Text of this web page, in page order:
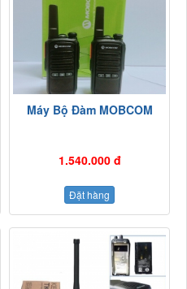
Máy Bộ Đàm MOBCOM
1.540.000 đ
Đặt hàng